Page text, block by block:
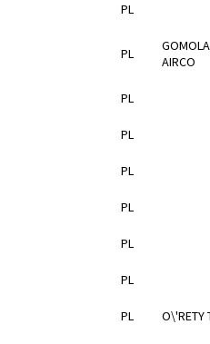
PL
PL
AIRCO
PL
PL
PL
PL
PL
PL
PL O\'RETY